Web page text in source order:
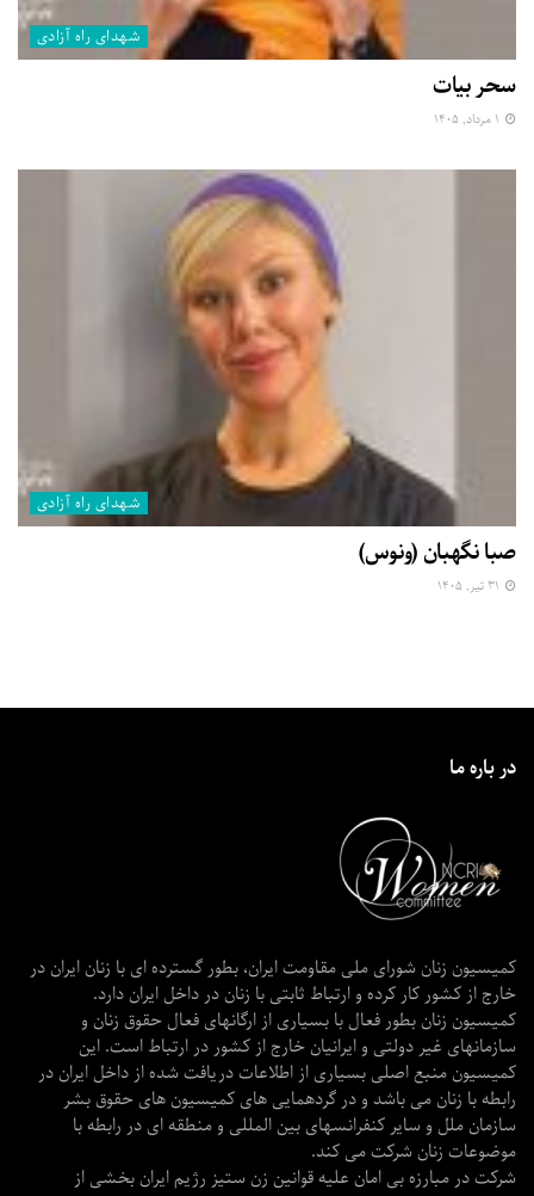
شهدای راه آزادی
سحر بیات
شهدای راه آزادی
صبا نگهبان (ونوس)
در باره ما
کمیسیون زنان شورای ملی مقاومت ایران، بطور گسترده ای با زنان ایران در
خارج از کشور کار کرده و ارتباط ثابتی با زنان در داخل ایران دارد.
کمیسیون زنان بطور فعال با بسیاری از ارگانهای فعال حقوق زنان و
سازمانهای غیر دولتی و ایرانیان خارج از کشور در ارتباط است. این
کمیسیون منبع اصلی بسیاری از اطلاعات دریافت شده از داخل ایران در
رابطه با زنان می باشد و در گردهمایی های کمیسیون های حقوق بشر
سازمان ملل و سایر کنفرانسهای بین المللی و منطقه ای در رابطه با
موضوعات زنان شرکت می کند.
شرکت در مبارزه بی امان علیه قوانین زن ستیز رژیم ایران بخشی از